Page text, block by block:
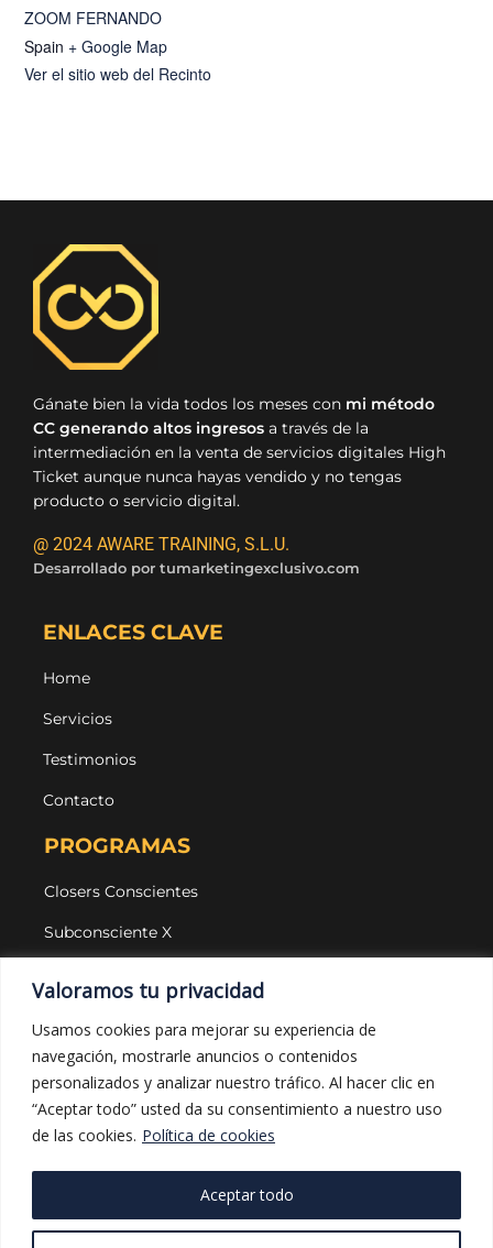
Valoramos tu privacidad
Usamos cookies para mejorar su experiencia de
navegación, mostrarle anuncios o contenidos
personalizados y analizar nuestro tráfico. Al hacer clic en
“Aceptar todo” usted da su consentimiento a nuestro uso
de las cookies. Política de cookies
Aceptar todo
ZOOM FERNANDO
Spain + Google Map
Ver el sitio web del Recinto
Gánate bien la vida todos los meses con mi método
CC generando altos ingresos a través de la
intermediación en la venta de servicios digitales High
Ticket aunque nunca hayas vendido y no tengas
producto o servicio digital.
@ 2024 AWARE TRAINING, S.L.U.
Desarrollado por tumarketingexclusivo.com
ENLACES CLAVE
Home
Servicios
Testimonios
Contacto
PROGRAMAS
Closers Conscientes
Subconsciente X
LEGAL Y PROTECCIÓN
Aviso legal
Política de privacidad
Política de cookies